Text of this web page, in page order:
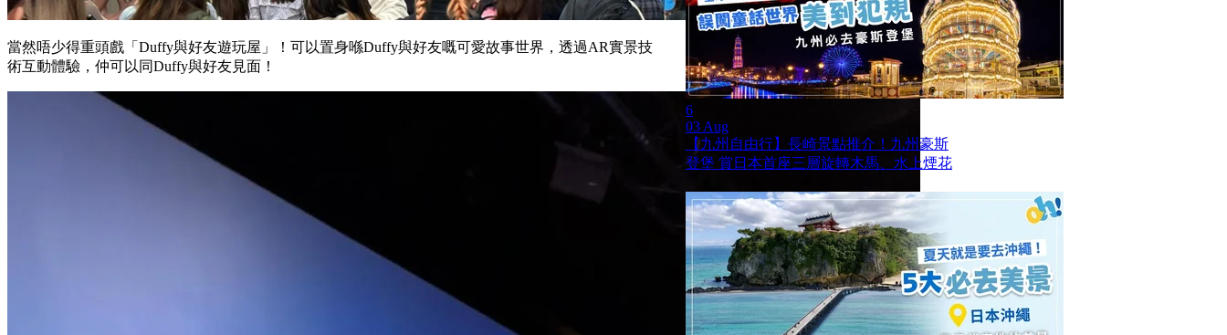
當然唔少得重頭戲「Duffy與好友遊玩屋」！可以置身喺Duffy與好友嘅可愛故事世界，透過AR實景技
術互動體驗，仲可以同Duffy與好友見面！
6
03 Aug
【九州自由行】長崎景點推介！九州豪斯
登堡 賞日本首座三層旋轉木馬、水上煙花